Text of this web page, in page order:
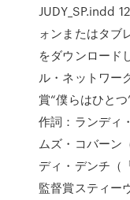
JUDY_SP.indd
ォンまたはタブ
をダウンロード
ル・ネットワー
賞“僕らはひと
作詞：ランディ
ムズ・コバーン
ディ・デンチ（
監督賞スティー